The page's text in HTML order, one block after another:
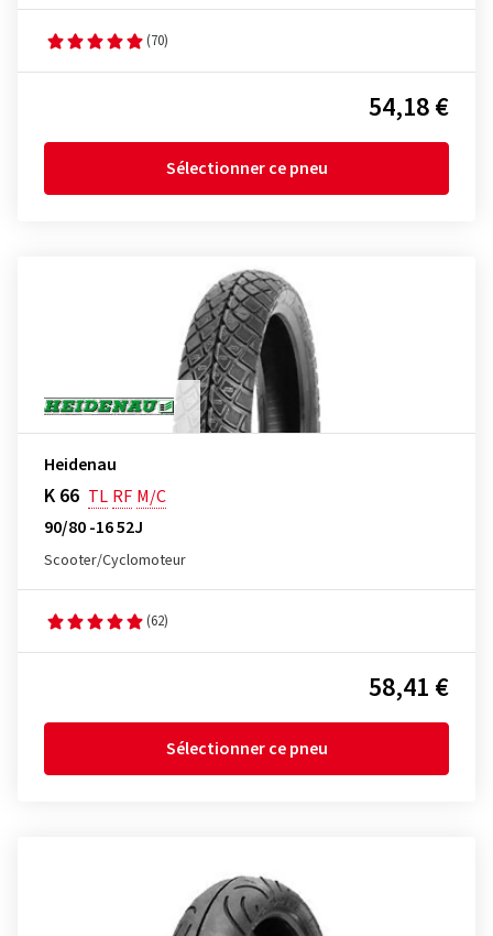
(70)
54,18 €
Sélectionner ce pneu
Heidenau
K 66 TL RF M/C
90/80 -16 52J
Scooter/Cyclomoteur
(62)
58,41 €
Sélectionner ce pneu